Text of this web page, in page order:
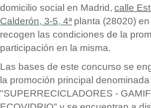
domicilio social en Madrid, calle Est
Calderón, 3-5, 4ª planta (28020)
recogen las condiciones de la
participación en la misma.
Las bases de este concurso se
la promoción principal denominada
"SUPERRECICLADORES -